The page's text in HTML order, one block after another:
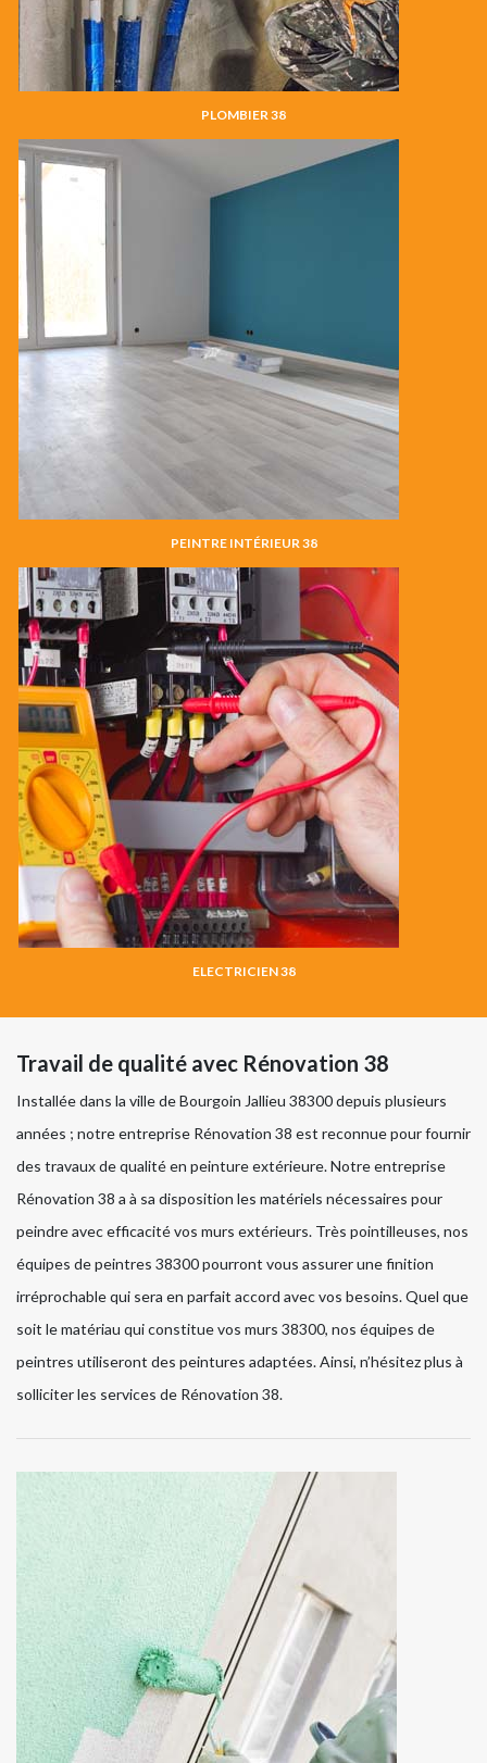
PLOMBIER 38
PEINTRE INTÉRIEUR 38
ELECTRICIEN 38
Travail de qualité avec Rénovation 38
Installée dans la ville de Bourgoin Jallieu 38300 depuis plusieurs
années ; notre entreprise Rénovation 38 est reconnue pour fournir
des travaux de qualité en peinture extérieure. Notre entreprise
Rénovation 38 a à sa disposition les matériels nécessaires pour
peindre avec efficacité vos murs extérieurs. Très pointilleuses, nos
équipes de peintres 38300 pourront vous assurer une finition
irréprochable qui sera en parfait accord avec vos besoins. Quel que
soit le matériau qui constitue vos murs 38300, nos équipes de
peintres utiliseront des peintures adaptées. Ainsi, n’hésitez plus à
solliciter les services de Rénovation 38.